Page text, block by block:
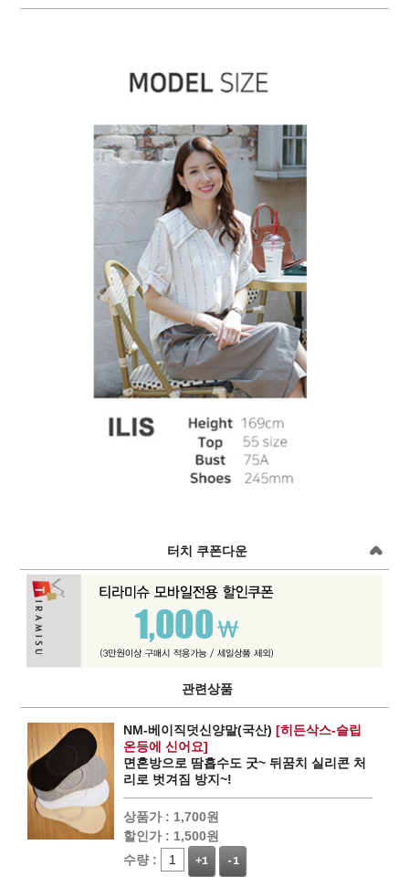
터치 쿠폰다운
관련상품
NM-베이직덧신양말(국산) [히든삭스-슬립
온등에 신어요]
면혼방으로 땀흡수도 굿~ 뒤꿈치 실리콘 처
리로 벗겨짐 방지~!
상품가 : 1,700원
할인가 : 1,500원
수량 :
+1 -1